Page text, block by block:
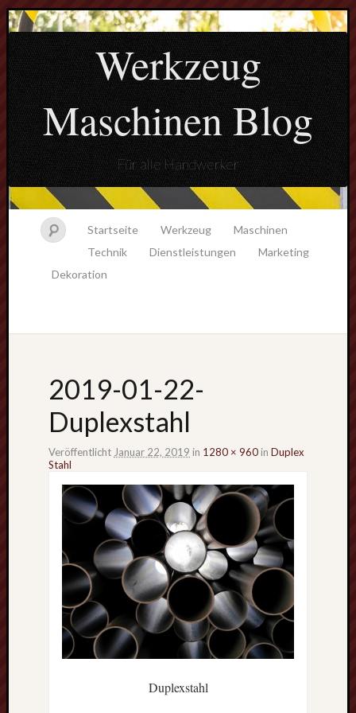
Werkzeug
Maschinen Blog
Für alle Handwerker
Startseite Werkzeug
Maschinen
Technik
Dienstleistungen
Marketing
Dekoration
2019-01-22-
Duplexstahl
Veröffentlicht Januar 22, 2019 in 1280 × 960 in Duplex
Stahl
Duplexstahl